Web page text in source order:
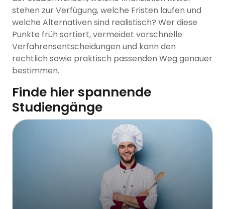
stehen zur Verfügung, welche Fristen laufen und
welche Alternativen sind realistisch? Wer diese
Punkte früh sortiert, vermeidet vorschnelle
Verfahrensentscheidungen und kann den
rechtlich sowie praktisch passenden Weg genauer
bestimmen.
Finde hier spannende
Studiengänge